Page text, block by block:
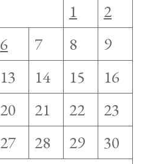
1
2
6 7 8
9
13 14 15
16
20 21 22
23
27 28 29
30